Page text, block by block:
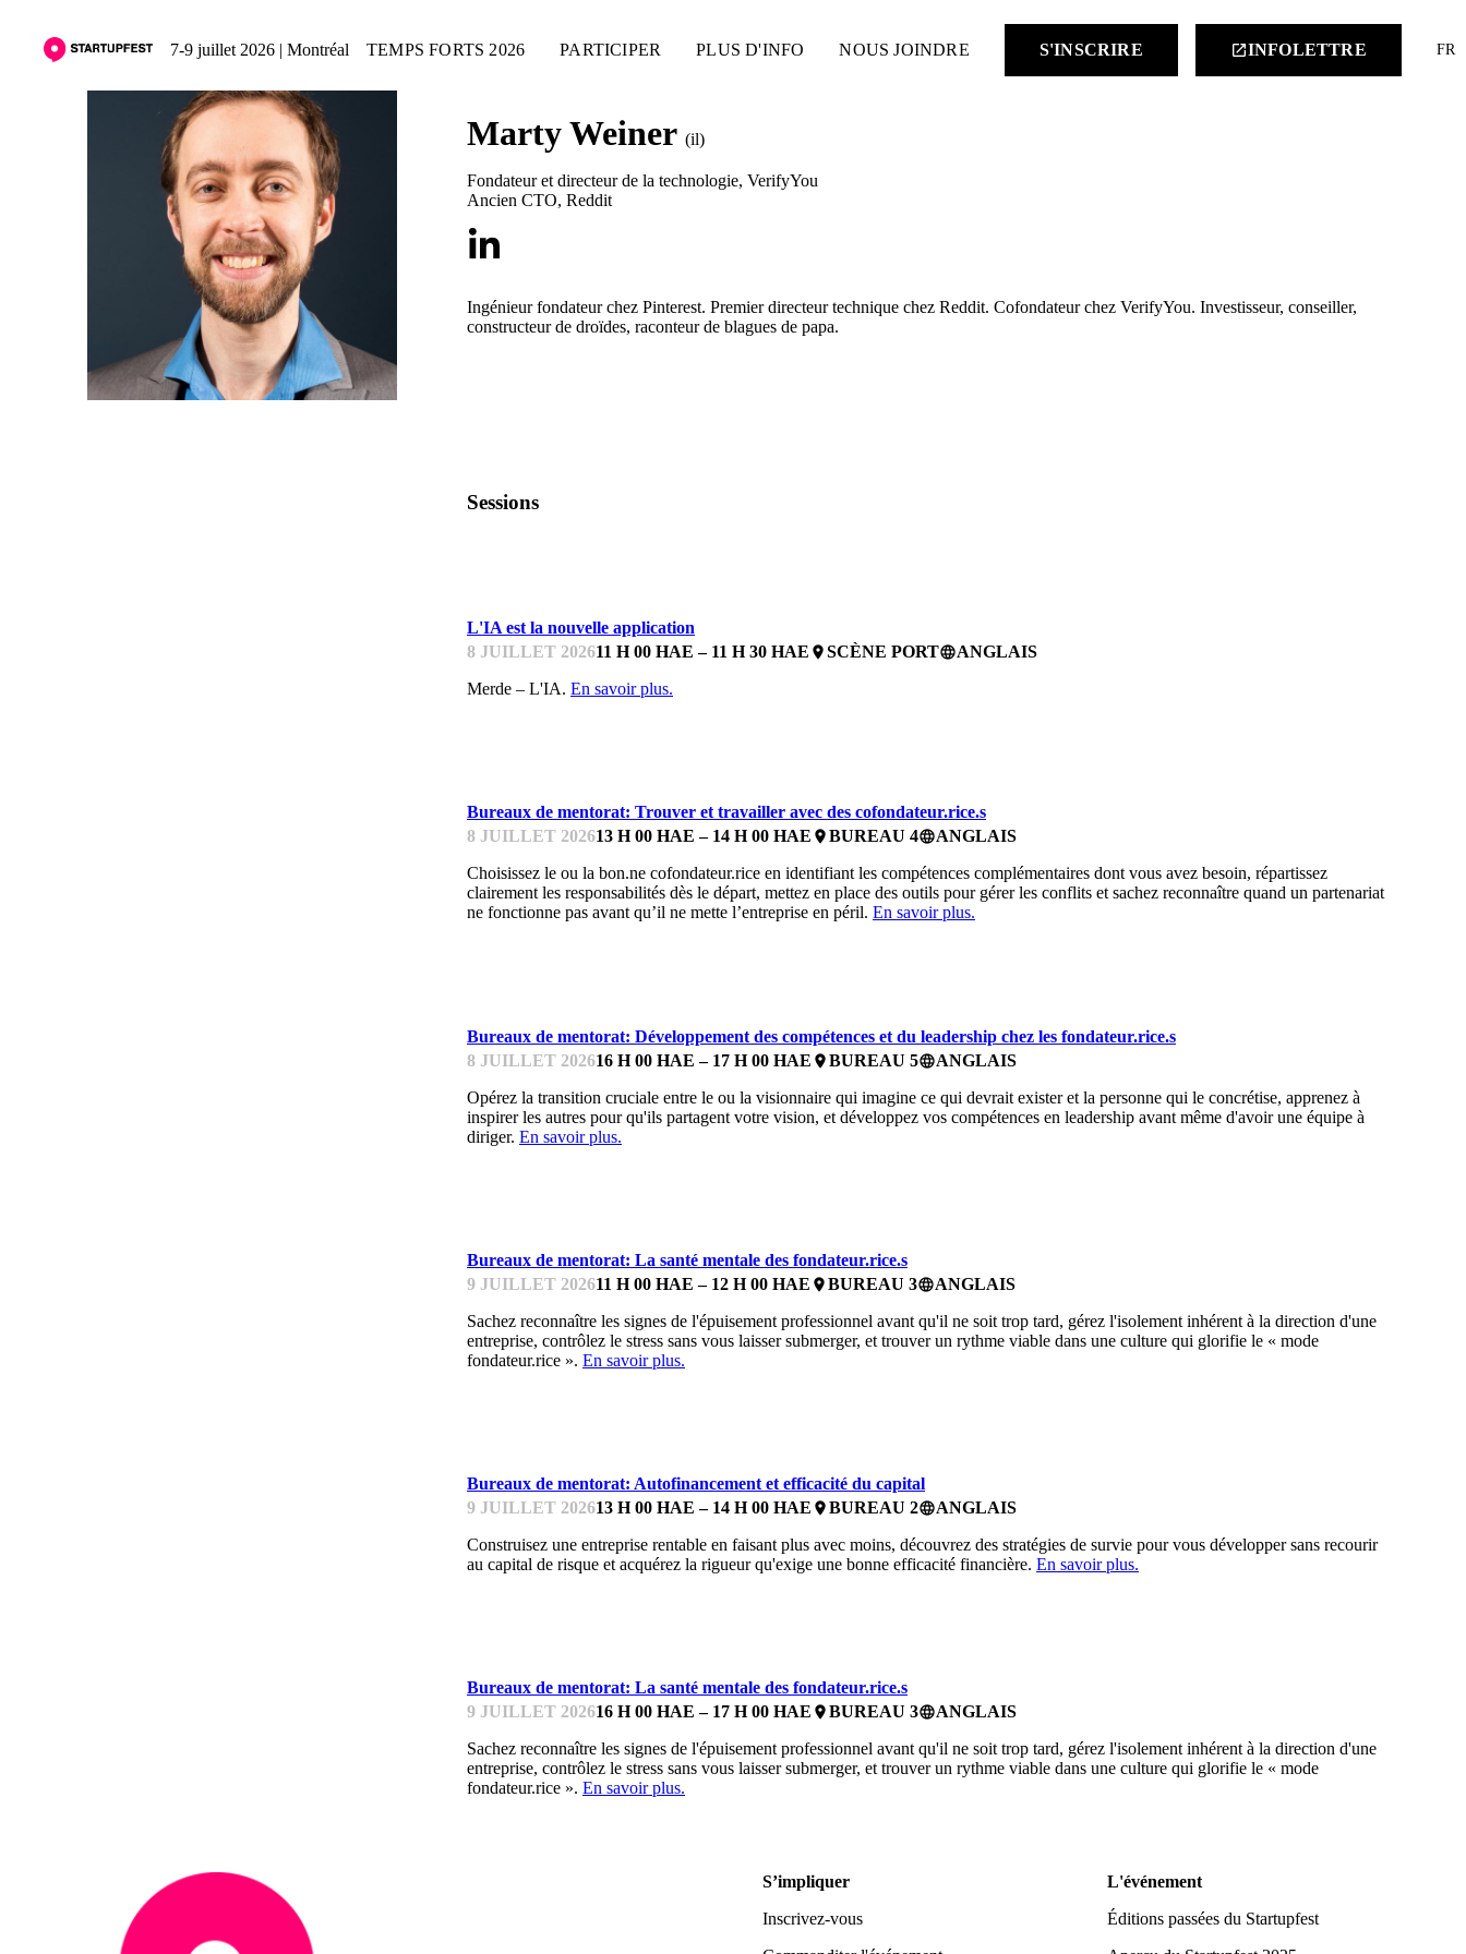
7-9 juillet 2026 | Montréal TEMPS FORTS 2026 PARTICIPER PLUS D'INFO NOUS JOINDRE S'INSCRIRE launchINFOLETTRE FR
Marty Weiner (il)
Fondateur et directeur de la technologie, VerifyYou
Ancien CTO, Reddit
Ingénieur fondateur chez Pinterest. Premier directeur technique chez Reddit. Cofondateur chez VerifyYou. Investisseur, conseiller,
constructeur de droïdes, raconteur de blagues de papa.
Sessions
L'IA est la nouvelle application
8 JUILLET 202611 H 00 HAE – 11 H 30 HAE placeSCÈNE PORTlanguageANGLAIS
Merde – L'IA. En savoir plus.
Bureaux de mentorat: Trouver et travailler avec des cofondateur.rice.s
8 JUILLET 202613 H 00 HAE – 14 H 00 HAE placeBUREAU 4languageANGLAIS
Choisissez le ou la bon.ne cofondateur.rice en identifiant les compétences complémentaires dont vous avez besoin, répartissez
clairement les responsabilités dès le départ, mettez en place des outils pour gérer les conflits et sachez reconnaître quand un partenariat
ne fonctionne pas avant qu’il ne mette l’entreprise en péril. En savoir plus.
Bureaux de mentorat: Développement des compétences et du leadership chez les fondateur.rice.s
8 JUILLET 202616 H 00 HAE – 17 H 00 HAE placeBUREAU 5languageANGLAIS
Opérez la transition cruciale entre le ou la visionnaire qui imagine ce qui devrait exister et la personne qui le concrétise, apprenez à
inspirer les autres pour qu'ils partagent votre vision, et développez vos compétences en leadership avant même d'avoir une équipe à
diriger. En savoir plus.
Bureaux de mentorat: La santé mentale des fondateur.rice.s
9 JUILLET 202611 H 00 HAE – 12 H 00 HAE placeBUREAU 3languageANGLAIS
Sachez reconnaître les signes de l'épuisement professionnel avant qu'il ne soit trop tard, gérez l'isolement inhérent à la direction d'une
entreprise, contrôlez le stress sans vous laisser submerger, et trouver un rythme viable dans une culture qui glorifie le « mode
fondateur.rice ». En savoir plus.
Bureaux de mentorat: Autofinancement et efficacité du capital
9 JUILLET 202613 H 00 HAE – 14 H 00 HAE placeBUREAU 2languageANGLAIS
Construisez une entreprise rentable en faisant plus avec moins, découvrez des stratégies de survie pour vous développer sans recourir
au capital de risque et acquérez la rigueur qu'exige une bonne efficacité financière. En savoir plus.
Bureaux de mentorat: La santé mentale des fondateur.rice.s
9 JUILLET 202616 H 00 HAE – 17 H 00 HAE placeBUREAU 3languageANGLAIS
Sachez reconnaître les signes de l'épuisement professionnel avant qu'il ne soit trop tard, gérez l'isolement inhérent à la direction d'une
entreprise, contrôlez le stress sans vous laisser submerger, et trouver un rythme viable dans une culture qui glorifie le « mode
fondateur.rice ». En savoir plus.
S’impliquer
Inscrivez-vous
L'événement
Éditions passées du Startupfest